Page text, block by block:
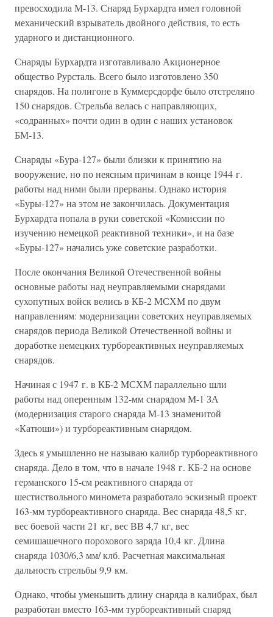
превосходила М-13. Снаряд Бурхардта имел головной
механический взрыватель двойного действия, то есть
ударного и дистанционного.
Снаряды Бурхардта изготавливало Акционерное
общество Рурсталь. Всего было изготовлено 350
снарядов. На полигоне в Куммерсдорфе было отстреляно
150 снарядов. Стрельба велась с направляющих,
«содранных» почти один в один с наших установок
БМ-13.
Снаряды «Бура-127» были близки к принятию на
вооружение, но по неясным причинам в конце 1944 г.
работы над ними были прерваны. Однако история
«Буры-127» на этом не закончилась. Документация
Бурхардта попала в руки советской «Комиссии по
изучению немецкой реактивной техники», и на базе
«Буры-127» начались уже советские разработки.
После окончания Великой Отечественной войны
основные работы над неуправляемыми снарядами
сухопутных войск велись в КБ-2 МСХМ по двум
направлениям: модернизации советских неуправляемых
снарядов периода Великой Отечественной войны и
доработке немецких турбореактивных неуправляемых
снарядов.
Начиная с 1947 г. в КБ-2 МСХМ параллельно шли
работы над оперенным 132-мм снарядом М-1 ЗА
(модернизация старого снаряда М-13 знаменитой
«Катюши») и турбореактивным снарядом.
Здесь я умышленно не называю калибр турбореактивного
снаряда. Дело в том, что в начале 1948 г. КБ-2 на основе
германского 15-см реактивного снаряда от
шестиствольного миномета разработало эскизный проект
163-мм турбореактивного снаряда. Вес снаряда 48,5 кг,
вес боевой части 21 кг, вес ВВ 4,7 кг, вес
семишашечного порохового заряда 10,4 кг. Длина
снаряда 1030/6,3 мм/ клб. Расчетная максимальная
дальность стрельбы 9,9 км.
Однако, чтобы уменьшить длину снаряда в калибрах, был
разработан вместо 163-мм турбореактивный снаряд